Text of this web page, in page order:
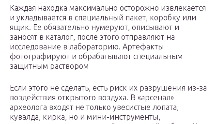
Каждая находка максимально осторожно извлекается
и укладывается в специальный пакет, коробку или
ящик. Ее обязательно нумеруют, описывают и
заносят в каталог, после этого отправляют на
исследование в лабораторию. Артефакты
фотографируют и обрабатывают специальным
защитным раствором
Если этого не сделать, есть риск их разрушения из-за
воздействия открытого воздуха. В «арсенал»
археолога входят не только увесистые лопата,
кувалда, кирка, но и мини-инструменты,